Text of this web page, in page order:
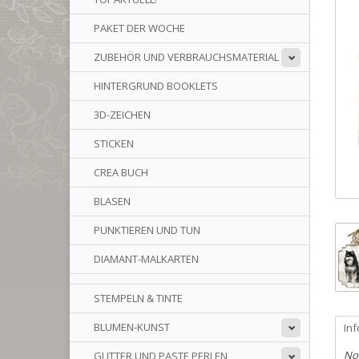
PAKET DER WOCHE
ZUBEHÖR UND VERBRAUCHSMATERIAL
HINTERGRUND BOOKLETS
3D-ZEICHEN
STICKEN
CREA BUCH
BLASEN
PUNKTIEREN UND TUN
DIAMANT-MALKARTEN
STEMPELN & TINTE
BLUMEN-KUNST
GLITTER UND PASTE PERLEN